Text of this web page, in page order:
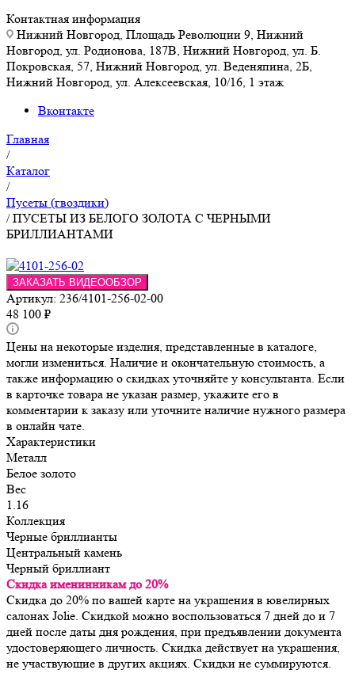
Контактная информация
Нижний Новгород, Площадь Революции 9, Нижний
Новгород, ул. Родионова, 187В, Нижний Новгород, ул. Б.
Покровская, 57, Нижний Новгород, ул. Веденяпина, 2Б,
Нижний Новгород, ул. Алексеевская, 10/16, 1 этаж
Вконтакте
Главная
/
Каталог
/
Пусеты (гвоздики)
/ПУСЕТЫ ИЗ БЕЛОГО ЗОЛОТА С ЧЕРНЫМИ
БРИЛЛИАНТАМИ
ЗАКАЗАТЬ ВИДЕООБЗОР
Артикул: 236/4101-256-02-00
48 100 ₽
Цены на некоторые изделия, представленные в каталоге,
могли измениться. Наличие и окончательную стоимость, а
также информацию о скидках уточняйте у консультанта. Если
в карточке товара не указан размер, укажите его в
комментарии к заказу или уточните наличие нужного размера
в онлайн чате.
Характеристики
Металл
Белое золото
Вес
1.16
Коллекция
Черные бриллианты
Центральный камень
Черный бриллиант
Скидка именинникам до 20%
Скидка до 20% по вашей карте на украшения в ювелирных
салонах Jolie. Скидкой можно воспользоваться 7 дней до и 7
дней после даты дня рождения, при предъявлении документа
удостоверяющего личность. Скидка действует на украшения,
не участвующие в других акциях. Скидки не суммируются.